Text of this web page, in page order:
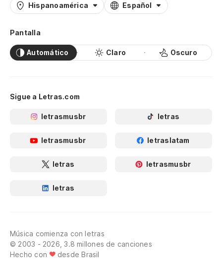
Hispanoamérica Español
Pantalla
Automático Claro Oscuro
Sigue a Letras.com
letrasmusbr letras
letrasmusbr letraslatam
letras letrasmusbr
letras
Música comienza con letras
© 2003 - 2026, 3.8 millones de canciones
Hecho con
desde Brasil